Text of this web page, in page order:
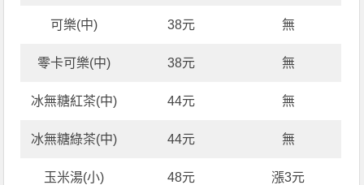
可樂(中) 38元 無
零卡可樂(中) 38元 無
冰無糖紅茶(中) 44元 無
冰無糖綠茶(中) 44元 無
玉米湯(小) 48元 漲3元